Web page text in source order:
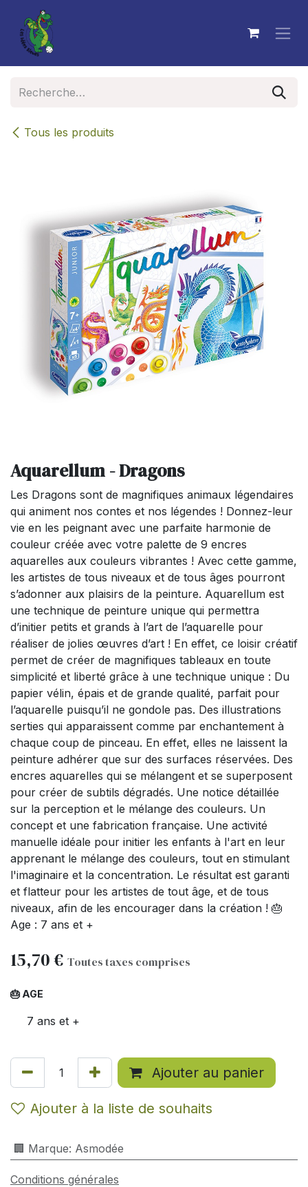
Se rendre au contenu
Tous les produits
Aquarellum - Dragons
Les Dragons sont de magnifiques animaux légendaires
qui animent nos contes et nos légendes ! Donnez-leur
vie en les peignant avec une parfaite harmonie de
couleur créée avec votre palette de 9 encres
aquarelles aux couleurs vibrantes ! Avec cette gamme,
les artistes de tous niveaux et de tous âges pourront
s’adonner aux plaisirs de la peinture. Aquarellum est
une technique de peinture unique qui permettra
d’initier petits et grands à l’art de l’aquarelle pour
réaliser de jolies œuvres d’art ! En effet, ce loisir créatif
permet de créer de magnifiques tableaux en toute
simplicité et liberté grâce à une technique unique : Du
papier vélin, épais et de grande qualité, parfait pour
l’aquarelle puisqu’il ne gondole pas. Des illustrations
serties qui apparaissent comme par enchantement à
chaque coup de pinceau. En effet, elles ne laissent la
peinture adhérer que sur des surfaces réservées. Des
encres aquarelles qui se mélangent et se superposent
pour créer de subtils dégradés. Une notice détaillée
sur la perception et le mélange des couleurs. Un
concept et une fabrication française. Une activité
manuelle idéale pour initier les enfants à l'art en leur
apprenant le mélange des couleurs, tout en stimulant
l'imaginaire et la concentration. Le résultat est garanti
et flatteur pour les artistes de tout âge, et de tous
niveaux, afin de les encourager dans la création ! 🎂
Age : 7 ans et +
15,70€ Toutes taxes comprises
🎂 AGE
7 ans et +
Ajouter au panier
Ajouter à la liste de souhaits
🏢 Marque: Asmodée
Conditions générales